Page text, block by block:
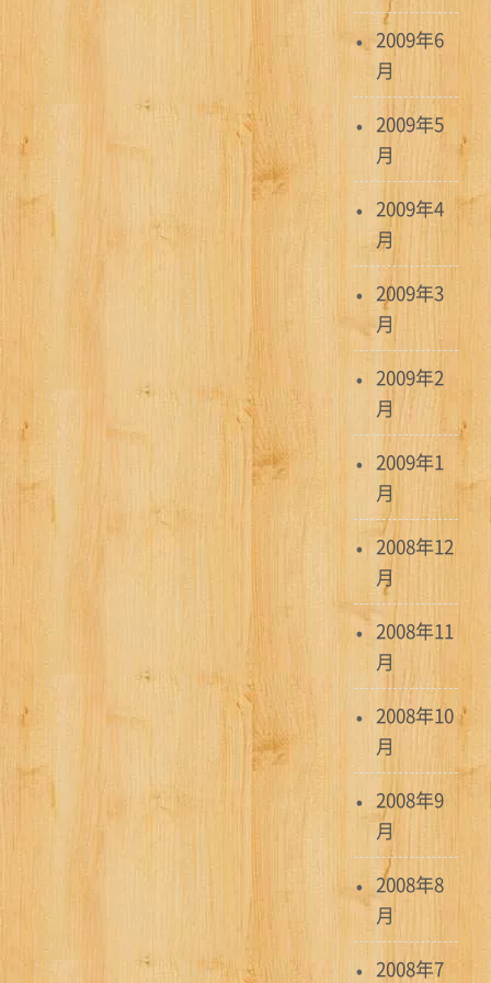
2009年6
月
2009年5
月
2009年4
月
2009年3
月
2009年2
月
2009年1
月
2008年12
月
2008年11
月
2008年10
月
2008年9
月
2008年8
月
2008年7